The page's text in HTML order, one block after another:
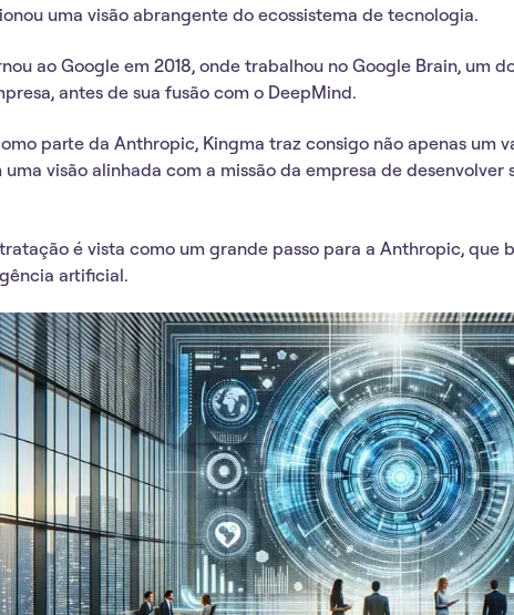
uma visão abrangente do ecossistema de tecnologia.
ao Google em 2018, onde trabalhou no Google Brain, um
antes de sua fusão com o DeepMind.
parte da Anthropic, Kingma traz consigo não apenas um
visão alinhada com a missão da empresa de desenvolver
é vista como um grande passo para a Anthropic, que
artificial.